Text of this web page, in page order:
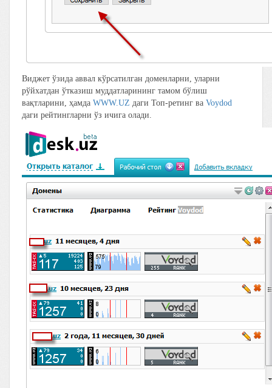
Виджет ўзида аввал кўрсатилган доменларни, уларни
рўйхатдан ўтказиш муддатларининг тамом бўлиш
вақтларини, ҳамда WWW.UZ даги Топ-ретинг ва Voydod
даги рейтингларни ўз ичига олади.